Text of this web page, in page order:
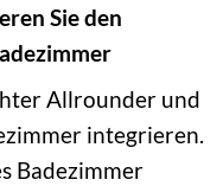
Sie den
Allrounder und
integrieren.
Badezimmer